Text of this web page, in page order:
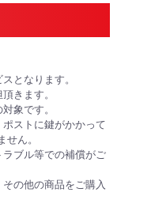
となります。
きます。
象です。
ストに鍵がかかって
ん。
ブル等での補償がご
の他の商品をご購入